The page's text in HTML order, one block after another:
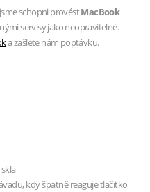
schopni provéstMacBook
servisy jako neopravitelné.
a zašlete nám poptávku.
kdy špatně reaguje tlačítko